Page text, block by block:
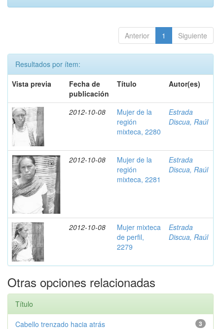
Anterior 1 Siguiente
Resultados por ítem:
Vista previa
Fecha de
publicación
Título Autor(es)
2012-10-08
Mujer de la
región
mixteca, 2280
Estrada
Discua, Raúl
2012-10-08
Mujer de la
región
mixteca, 2281
Estrada
Discua, Raúl
2012-10-08
Mujer mixteca
de perfil,
2279
Estrada
Discua, Raúl
Otras opciones relacionadas
Título
3
Cabello trenzado hacia atrás